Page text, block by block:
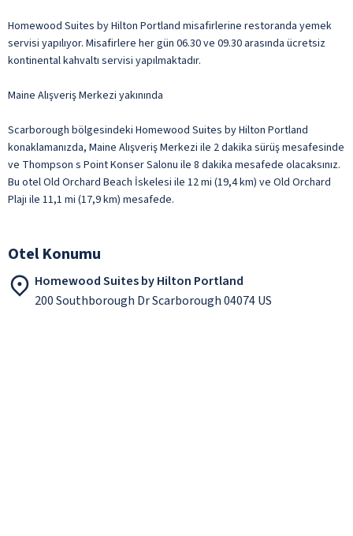
Homewood Suites by Hilton Portland misafirlerine restoranda yemek
servisi yapılıyor. Misafirlere her gün 06.30 ve 09.30 arasında ücretsiz
kontinental kahvaltı servisi yapılmaktadır.
Maine Alışveriş Merkezi yakınında
Scarborough bölgesindeki Homewood Suites by Hilton Portland
konaklamanızda, Maine Alışveriş Merkezi ile 2 dakika sürüş mesafesinde
ve Thompson s Point Konser Salonu ile 8 dakika mesafede olacaksınız.
Bu otel Old Orchard Beach İskelesi ile 12 mi (19,4 km) ve Old Orchard
Plajı ile 11,1 mi (17,9 km) mesafede.
Otel Konumu
Homewood Suites by Hilton Portland
200 Southborough Dr Scarborough 04074 US